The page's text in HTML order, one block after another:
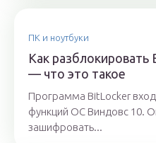
ПК и ноутбуки
Как
— что это такое
Программа BitLocker
функций ОС Виндовс 10.
зашифровать...